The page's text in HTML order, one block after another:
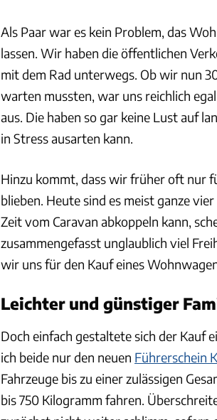
Als Paar war es kein Problem, das
lassen. Wir haben die öffentlichen
mit dem Rad unterwegs. Ob wir nun
warten mussten, war uns reichlich
aus. Die haben so gar keine Lust auf
in Stress ausarten kann.
Hinzu kommt, dass wir früher oft nur
blieben. Heute sind es meist ganze
Zeit vom Caravan abkoppeln kann,
zusammengefasst unglaublich viel
wir uns für den Kauf eines
Leichter und günstiger
Doch einfach gestaltete sich der Kauf
ich beide nur den neuen Führerschein
Fahrzeuge bis zu einer zulässigen
bis 750 Kilogramm fahren.